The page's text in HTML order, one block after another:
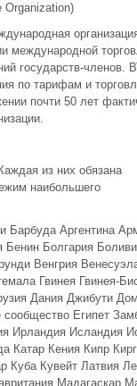
Organization)
международной
государств-членов.
по тарифам и
почти 50 лет
из них обязана
наибольшего
Барбуда Аргентина
Бенин Болгария
Венгрия
Гвинея Гвинея-
Дания Джибути
Египет
Ирландия Исландия
Катар Кения Кипр
Куба Кувейт Латвия
Мадагаскар